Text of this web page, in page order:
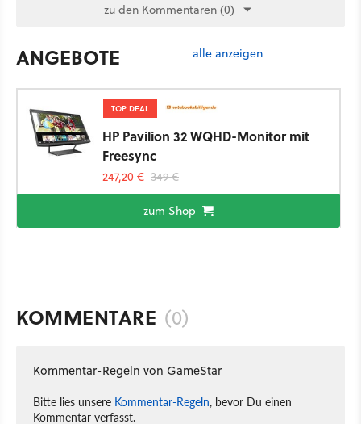
zu den Kommentaren (0)
ANGEBOTE alle anzeigen
TOP DEAL
HP Pavilion 32 WQHD-Monitor mit
Freesync
247,20 € 349 €
zum Shop
KOMMENTARE (0)
Kommentar-Regeln von GameStar
Bitte lies unsere Kommentar-Regeln, bevor Du einen
Kommentar verfasst.